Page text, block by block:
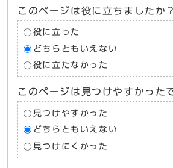
このページは役に立ちましたか？
役に立った
どちらともいえない
役に立たなかった
このページは見つけやすかった
見つけやすかった
どちらともいえない
見つけにくかった